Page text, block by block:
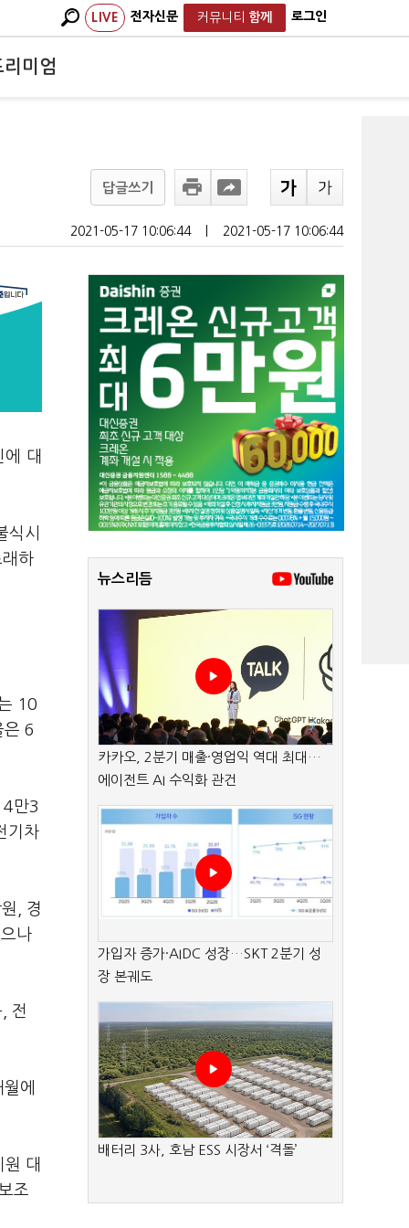
LIVE 전자신문 커뮤니티 함께 로그인
리미엄
답글쓰기
2021-05-17 10:06:44 2021-05-17 10:06:44
대
식시
하
10
은 6
4만3
기차
, 경
나
전
에
대
조
뉴스리듬
카카오, 2분기 매출·영업익 역대 최대…
에이전트 AI 수익화 관건
가입자 증가·AIDC 성장…SKT 2분기 성
장 본궤도
배터리 3사, 호남 ESS 시장서 ‘격돌’